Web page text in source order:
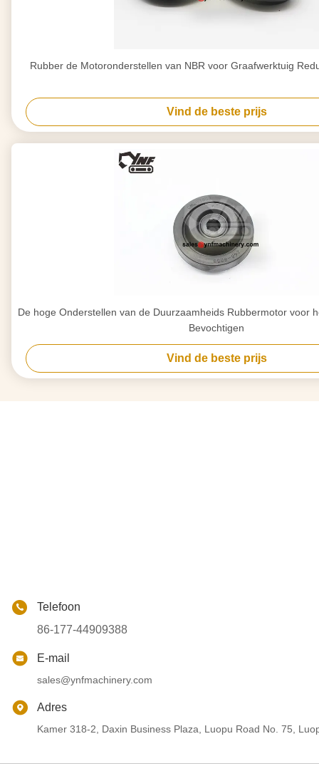
Rubber de Motoronderstellen van NBR voor Graafwerktuig
Vind de beste prijs
De hoge Onderstellen van de Duurzaamheids Rubbermotor voor
Bevochtigen
Vind de beste prijs
Telefoon
86-177-44909388
E-mail
sales@ynfmachinery.com
Adres
Kamer 318-2, Daxin Business Plaza, Luopu Road No. 75,